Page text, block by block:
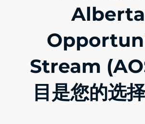
Alberta
Stream
目是您的选